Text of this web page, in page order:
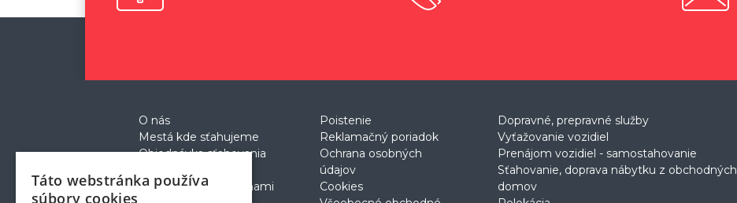
O nás
Mestá kde sťahujeme
Objednávka sťahovania
Prečo sťahovanie s nami
Poistenie
Reklamačný poriadok
Ochrana osobných
údajov
Cookies
Dopravné, prepravné služby
Vyťažovanie vozidiel
Prenájom vozidiel - samostahovanie
Sťahovanie, doprava nábytku z obchodných
domov
Táto webstránka používa
súbory cookies